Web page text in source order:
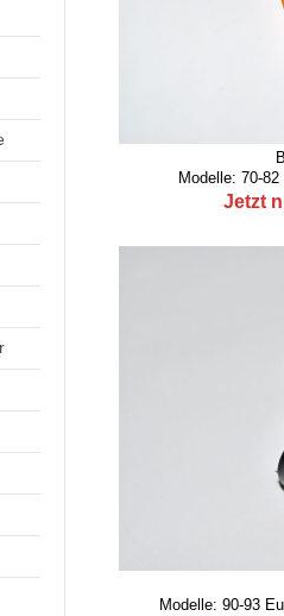
Modelle: 70-
Jetzt
Modelle: 90-93